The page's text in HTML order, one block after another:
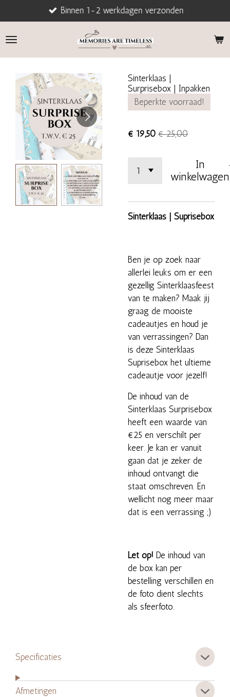
direct
naar
Binnen 1-2 werkdagen verzonden
Sinterklaas |
Surprisebox | Inpakken
Beperkte voorraad!
€ 19,50 € 25,00
In
winkelwagen
Sinterklaas | Suprisebox
Ben je op zoek naar
allerlei leuks om er een
gezellig Sinterklaasfeest
van te maken? Maak jij
graag de mooiste
cadeautjes en houd je
van verrassingen? Dan
is deze Sinterklaas
Suprisebox het ultieme
cadeautje voor jezelf!
De inhoud van de
Sinterklaas Surprisebox
heeft een waarde van
€25 en verschilt per
keer. Je kan er vanuit
gaan dat je zeker de
inhoud ontvangt die
staat omschreven. En
wellicht nog meer maar
dat is een verrassing ;)
Let op! De inhoud van
de box kan per
bestelling verschillen en
de foto dient slechts
als sfeerfoto.
Specificaties
Afmetingen